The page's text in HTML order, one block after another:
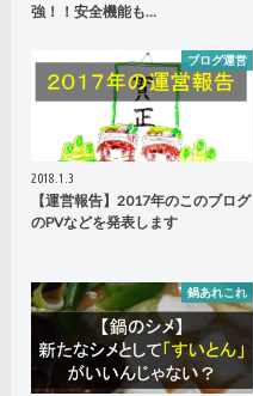
強！！安全機能も…
ブログ運営
2018.1.3
【運営報告】2017年のこのブログ
のPVなどを発表します
鍋あれこれ